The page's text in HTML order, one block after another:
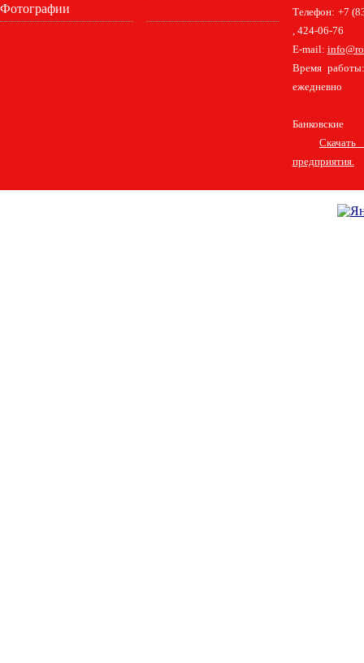
Фотографии
Телефон: +7
, 424-06-76
E-mail:
Время
ежедневно
Банковские
предприятия.